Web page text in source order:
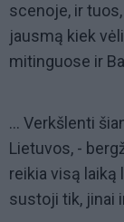
scenoje, ir
jausmą kiek
mitinguose ir
... Verkšlenti
Lietuvos, -
reikia visą laiką
sustoji tik, jinai